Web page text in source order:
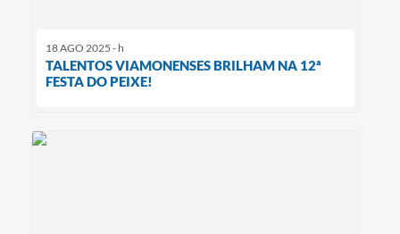
18 AGO 2025 - h
TALENTOS VIAMONENSES BRILHAM NA 12ª
FESTA DO PEIXE!